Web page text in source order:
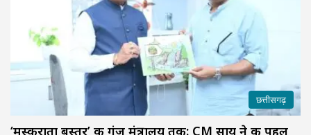
छत्तीसगढ़
‘मुस्कुराता बस्तर’ की गूंज मंत्रालय तक: CM साय ने की पहल